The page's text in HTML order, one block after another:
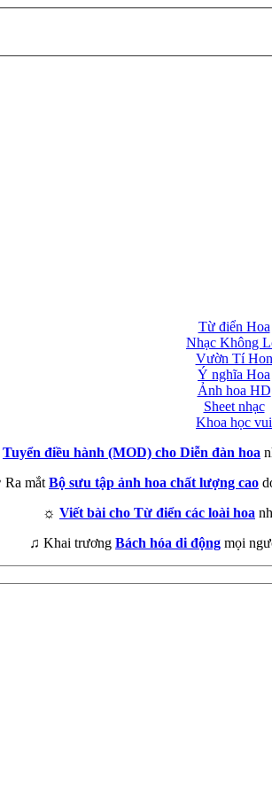
Từ điển Hoa
Nhạc Không
Vườn Tí Hon
Ý nghĩa Hoa
Ảnh hoa HD
Sheet nhạc
Khoa học vui
Tuyển điều hành (MOD) cho Diễn đàn hoa
Ra mắt Bộ sưu tập ảnh hoa chất lượng cao
☼ Viết bài cho Từ điển các loài hoa
♫ Khai trương Bách hóa di động mọi